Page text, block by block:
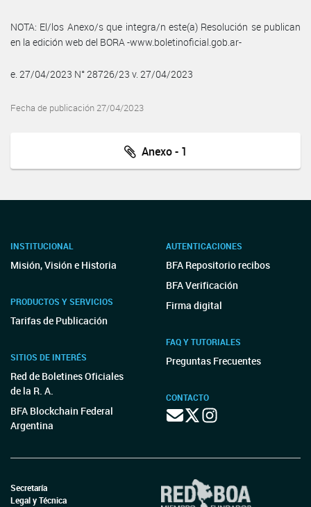
NOTA: El/los Anexo/s que integra/n este(a) Resolución se publican
en la edición web del BORA -www.boletinoficial.gob.ar-
e. 27/04/2023 N° 28726/23 v. 27/04/2023
Fecha de publicación 27/04/2023
Anexo - 1
INSTITUCIONAL
Misión, Visión e Historia
PRODUCTOS Y SERVICIOS
Tarifas de Publicación
SITIOS DE INTERÉS
Red de Boletines Oficiales
de la R. A.
BFA Blockchain Federal
Argentina
AUTENTICACIONES
BFA Repositorio recibos
BFA Verificación
Firma digital
FAQ Y TUTORIALES
Preguntas Frecuentes
CONTACTO
Secretaría
Legal y Técnica